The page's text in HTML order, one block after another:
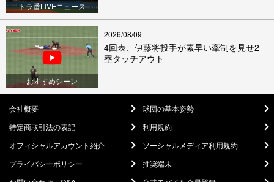
トラ番LIVEニュース
おすすめシーン
2026/08/09
4回表、伊藤将投手が素早い牽制を見せ2
塁タッチアウト
会社概要
球団の基本姿勢
特定商取引法の表記
利用規約
オフィシャルアカウント紹介
ソーシャルメディア利用規約
プライバシーポリシー
推奨端末